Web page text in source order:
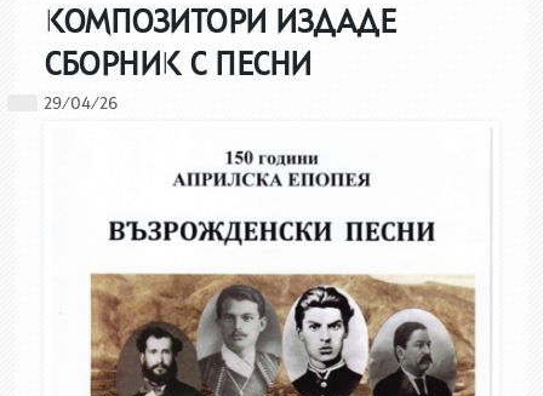
КОМПОЗИТОРИ ИЗДАДЕ
СБОРНИК С ПЕСНИ
29/04/26